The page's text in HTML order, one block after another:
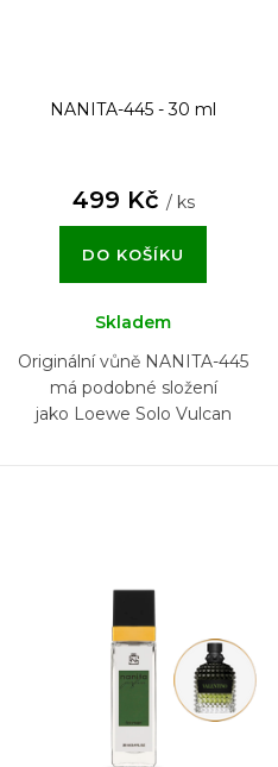
NANITA-445 - 30 ml
499 Kč / ks
DO KOŠÍKU
Skladem
Originální vůně NANITA-445
má podobné složení
jako Loewe Solo Vulcan